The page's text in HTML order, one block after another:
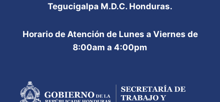
Tegucigalpa M.D.C. Honduras.
Horario de Atención de Lunes a Viernes de
8:00am a 4:00pm